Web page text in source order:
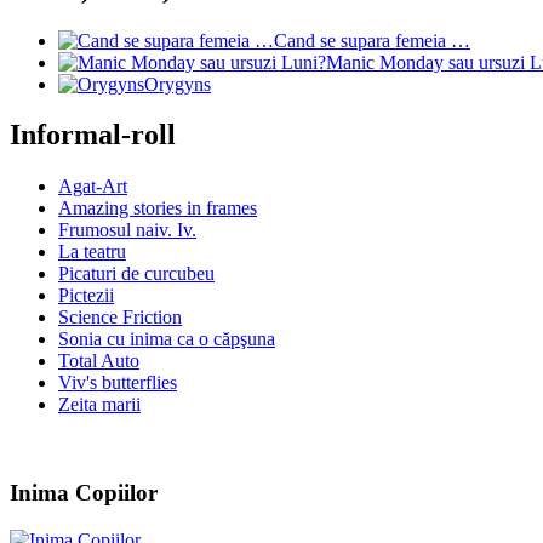
Cand se supara femeia …
Manic Monday sau ursuzi
Orygyns
Informal-roll
Agat-Art
Amazing stories in frames
Frumosul naiv. Iv.
La teatru
Picaturi de curcubeu
Pictezii
Science Friction
Sonia cu inima ca o căpşuna
Total Auto
Viv's butterflies
Zeita marii
Inima Copiilor